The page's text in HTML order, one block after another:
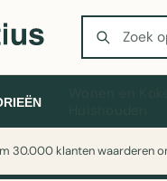
Zoeken
30.000 klanten waarderen